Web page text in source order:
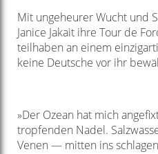
Mit ungeheurer Wucht und
Janice Jakait ihre Tour de
teilhaben an einem
keine Deutsche vor ihr
»Der Ozean hat mich
tropfenden Nadel.
Venen — mitten ins